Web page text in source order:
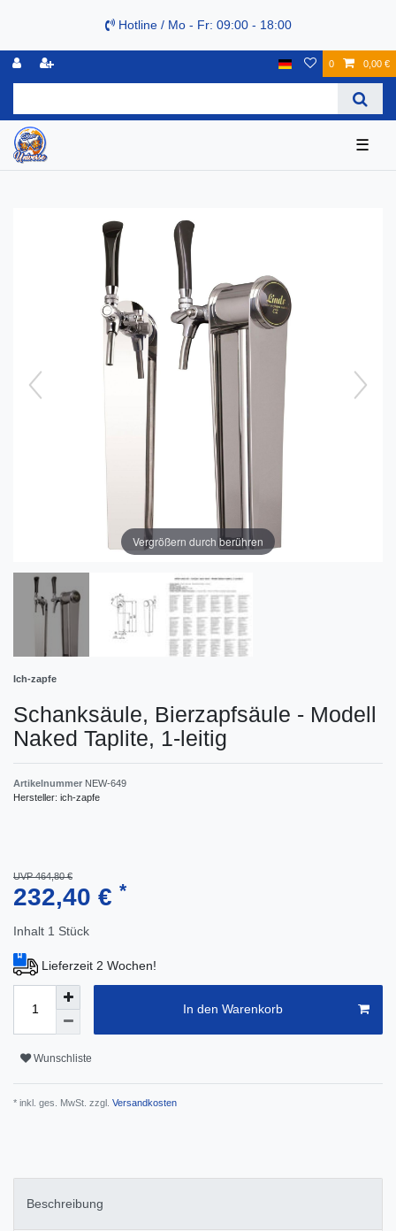
Hotline / Mo - Fr: 09:00 - 18:00
0 0,00 €
☰
Vergrößern durch berühren
Ich-zapfe
Schanksäule, Bierzapfsäule - Modell
Naked Taplite, 1-leitig
Artikelnummer NEW-649
Hersteller: ich-zapfe
UVP 464,80 €
232,40 € *
Inhalt 1 Stück
Lieferzeit 2 Wochen!
In den Warenkorb
Wunschliste
* inkl. ges. MwSt. zzgl. Versandkosten
Beschreibung